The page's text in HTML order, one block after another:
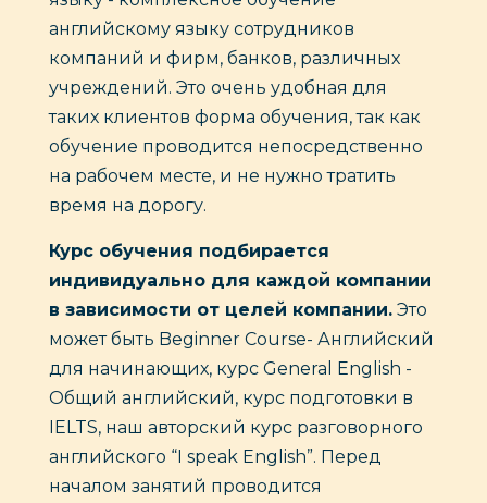
английскому языку сотрудников
компаний и фирм, банков, различных
учреждений. Это очень удобная для
таких клиентов форма обучения, так как
обучение проводится непосредственно
на рабочем месте, и не нужно тратить
время на дорогу.
Курс обучения подбирается
индивидуально для каждой компании
в зависимости от целей компании. Это
может быть Beginner Course- Английский
для начинающих, курс General English -
Общий английский, курс подготовки в
IELTS, наш авторский курс разговорного
английского “I speak English”. Перед
началом занятий проводится